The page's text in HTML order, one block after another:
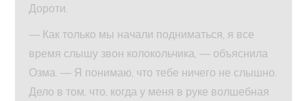
Дороти.
— Как только мы начали подниматься, я все
время слышу звон колокольчика, — объяснила
Озма. — Я понимаю, что тебе ничего не слышно.
Дело в том, что, когда у меня в руке волшебная